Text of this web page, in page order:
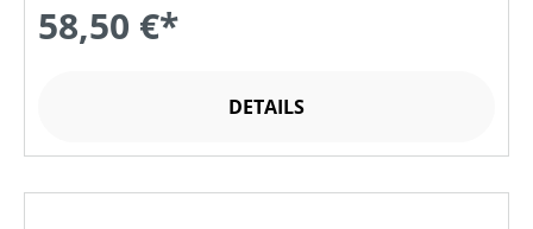
58,50 €*
DETAILS